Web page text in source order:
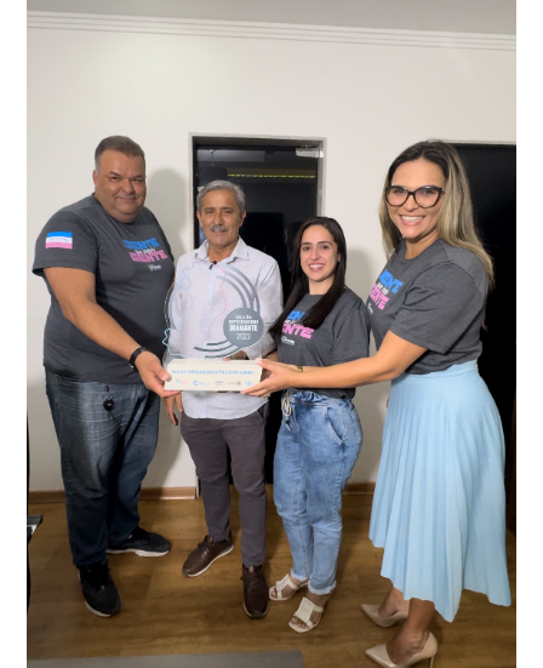
adulteração, imediatamente, a central de
videomonitoramento acionou a Guarda Civil Municipal,
Durante a abordagem a adulteração foi comprovada,
através da conferência do Chassi, a motocicleta, bem
conta do sistema de videomonitoramento instalado
recentemente em todo o município de Presidente
Kennedy, o sistema é integrado com outros municípios
do país, sendo possível a identificação de veículos por
meio do cruzamento de informações, nesse caso
específico, com dados de uma cidade do Estado do Rio
de Janeiro.
“Mais de 100 câmeras foram instaladas na sede e no
interior de Presidente Kennedy, garantindo mais
segurança à população, seja nas ruas, no comércio, os
produtores agropecuários. Estamos no rumo certo,
parabéns a todos os servidores que contribuem para a
segurança da nossa cidade”, destaca o prefeito Dorlei
Fontão.